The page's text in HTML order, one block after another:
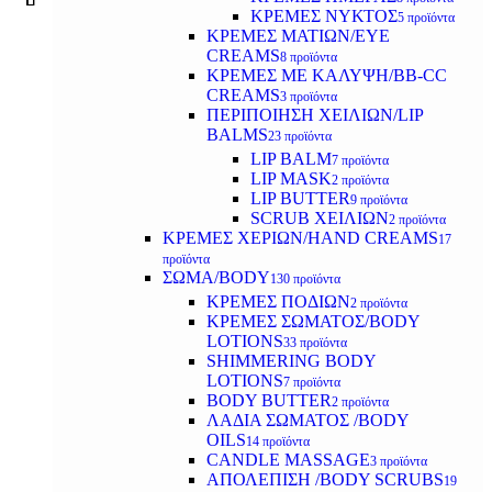
ΚΡΕΜΕΣ ΝΥΚΤΟΣ5 προϊόντα
ΚΡΕΜΕΣ ΜΑΤΙΩΝ/EYE
CREAMS8 προϊόντα
ΚΡΕΜΕΣ ΜΕ ΚΑΛΥΨΗ/BB-CC
CREAMS3 προϊόντα
ΠΕΡΙΠΟΙΗΣΗ ΧΕΙΛΙΩΝ/LIP
BALMS23 προϊόντα
LIP BALM7 προϊόντα
LIP MASK2 προϊόντα
LIP BUTTER9 προϊόντα
SCRUB ΧΕΙΛΙΩΝ2 προϊόντα
ΚΡΕΜΕΣ ΧΕΡΙΩΝ/HAND CREAMS17
προϊόντα
ΣΩΜΑ/BODY130 προϊόντα
ΚΡΕΜΕΣ ΠΟΔΙΩΝ2 προϊόντα
ΚΡΕΜΕΣ ΣΩΜΑΤΟΣ/BODY
LOTIONS33 προϊόντα
SHIMMERING BODY
LOTIONS7 προϊόντα
BODY BUTTER2 προϊόντα
ΛΑΔΙΑ ΣΩΜΑΤΟΣ /BODY
OILS14 προϊόντα
CANDLE MASSAGE3 προϊόντα
ΑΠΟΛΕΠΙΣΗ /BODY SCRUBS19